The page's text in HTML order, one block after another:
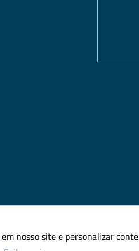
nosso site e personalizar
nosso site e personalizar